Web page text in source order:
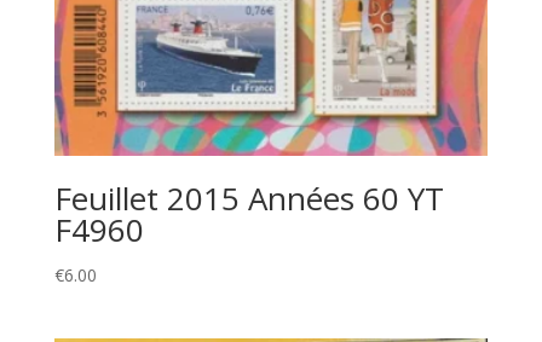
Feuillet 2015 Années 60 YT
F4960
€6.00